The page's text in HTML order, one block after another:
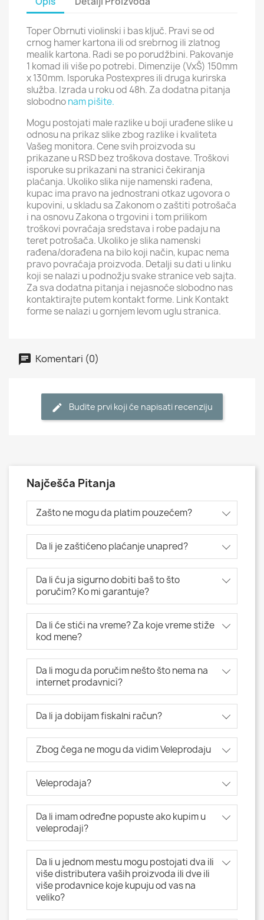
Toper Obrnuti violinski i bas ključ. Pravi se od
crnog hamer kartona ili od srebrnog ili zlatnog
mealik kartona. Radi se po porudžbini. Pakovanje
1 komad ili više po potrebi. Dimenzije (VxŠ) 150mm
x 130mm. Isporuka Postexpres ili druga kurirska
služba. Izrada u roku od 48h. Za dodatna pitanja
slobodnonam pišite.
Mogu postojati male razlike u boji urađene slike u
odnosu na prikaz slike zbog razlike i kvaliteta
Vašeg monitora. Cene svih proizvoda su
prikazane u RSD bez troškova dostave. Troškovi
isporuke su prikazani na stranici čekiranja
plaćanja. Ukoliko slika nije namenski rađena,
kupac ima pravo na jednostrani otkaz ugovora o
kupovini, u skladu sa Zakonom o zaštiti potrošača
i na osnovu Zakona o trgovini i tom prilikom
troškovi povraćaja sredstava i robe padaju na
teret potrošača. Ukoliko je slika namenski
rađena/dorađena na bilo koji način, kupac nema
pravo povraćaja proizvoda. Detalji su dati u linku
koji se nalazi u podnožju svake stranice veb sajta.
Za sva dodatna pitanja i nejasnoće slobodno nas
kontaktirajte putem kontakt forme. Link Kontakt
forme se nalazi u gornjem levom uglu stranica.
Komentari (0)
Budite prvi koji će napisati recenziju
Najčešća Pitanja
Zašto ne mogu da platim pouzećem?
Da li je zaštićeno plaćanje unapred?
Da li ću ja sigurno dobiti baš to što
poručim? Ko mi garantuje?
Da li će stići na vreme? Za koje vreme stiže
kod mene?
Da li mogu da poručim nešto što nema na
internet prodavnici?
Da li ja dobijam fiskalni račun?
Zbog čega ne mogu da vidim Veleprodaju
Veleprodaja?
Da li imam određne popuste ako kupim u
veleprodaji?
Da li u jednom mestu mogu postojati dva ili
više distributera vaših proizvoda ili dve ili
više prodavnice koje kupuju od vas na
veliko?